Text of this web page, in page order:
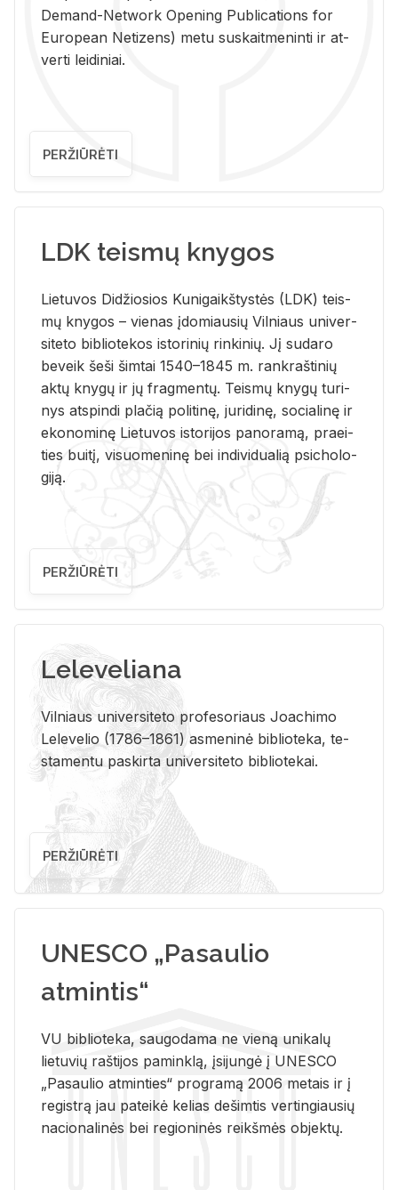
De­mand-Ne­twork Ope­ning Pub­li­ca­tions for
Eu­ro­pe­an Ne­ti­zens) metu su­skait­me­nin­ti ir at­
ver­ti lei­di­niai.
PERŽIŪRĖTI
LDK teismų knygos
Lie­tu­vos Di­džio­sios Ku­ni­gaikš­tys­tės (LDK) teis­
mų kny­gos – vie­nas įdo­miau­sių Vil­niaus uni­ver­
si­te­to bi­b­lio­te­kos is­to­ri­nių rin­ki­nių. Jį su­da­ro
be­veik šeši šim­tai 1540–1845 m. rank­raš­ti­nių
aktų kny­gų ir jų frag­men­tų. Teis­mų kny­gų tu­ri­
nys at­spin­di pla­čią po­li­ti­nę, ju­ri­di­nę, so­cia­li­nę ir
eko­no­mi­nę Lie­tu­vos is­to­ri­jos pa­no­ra­mą, pra­ei­
ties bui­tį, vi­suo­me­ni­nę bei in­di­vi­dua­lią psi­cho­lo­
gi­ją.
PERŽIŪRĖTI
Leleveliana
Vil­niaus uni­ver­si­te­to pro­fe­so­riaus Jo­a­chi­mo
Le­le­ve­lio (1786–1861) as­me­ni­nė bi­b­lio­te­ka, te­
sta­men­tu pa­skir­ta uni­ver­si­te­to bi­b­lio­te­kai.
PERŽIŪRĖTI
UNESCO „Pasaulio
atmintis“
VU biblioteka, saugodama ne vieną unikalų
lietuvių raštijos paminklą, įsijungė į UNESCO
„Pasaulio atminties“ programą 2006 metais ir į
registrą jau pateikė kelias dešimtis vertingiausių
nacionalinės bei regioninės reikšmės objektų.